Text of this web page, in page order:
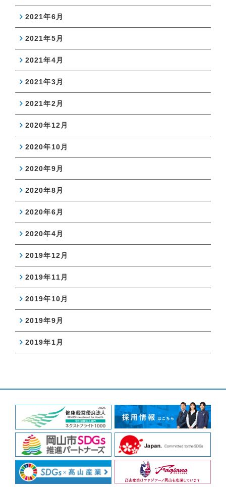
2021年6月
2021年5月
2021年4月
2021年3月
2021年2月
2020年12月
2020年10月
2020年9月
2020年8月
2020年6月
2020年4月
2019年12月
2019年11月
2019年10月
2019年9月
2019年1月